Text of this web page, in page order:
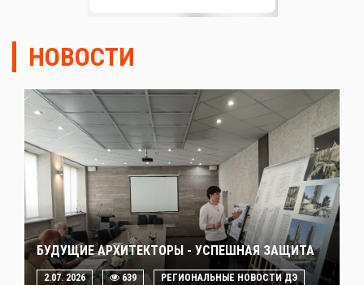
НОВОСТИ
БУДУЩИЕ АРХИТЕКТОРЫ - УСПЕШНАЯ ЗАЩИТА
2.07. 2026 639 РЕГИОНАЛЬНЫЕ НОВОСТИ ДЭ